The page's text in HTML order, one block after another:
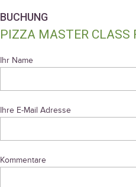
BUCHUNG
PIZZA MASTER CLASS
Ihr Name
Ihre E-Mail Adresse
Kommentare